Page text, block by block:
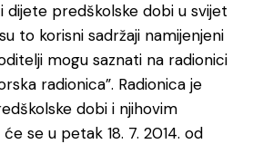
dijete predškolske dobi u svijet
to korisni sadržaji namijenjeni
mogu saznati na radionici
radionica”. Radionica je
dobi i njihovim
se u petak 18. 7. 2014. od